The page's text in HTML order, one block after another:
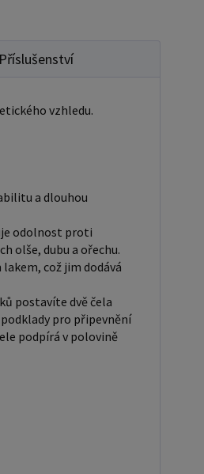
Rozměry
měla být taková, abyste
ložnice. V naší
pohyblivostí.
cm jsou obecně
najdou uplatnění v
hosty a dalších
doplnit matrací, nočními
Postele o
Příslušenství
vzhledu.
a dlouhou
odolnost proti
olše, dubu a ořechu.
což jim dodává
postavíte dvě čela
pro připevnění
podpírá v polovině